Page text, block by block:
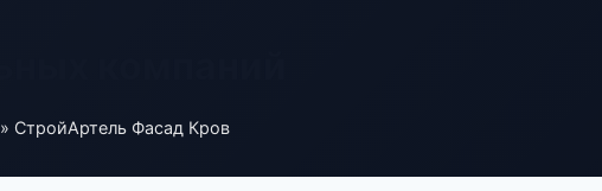
» СтройАртель Фасад Кров